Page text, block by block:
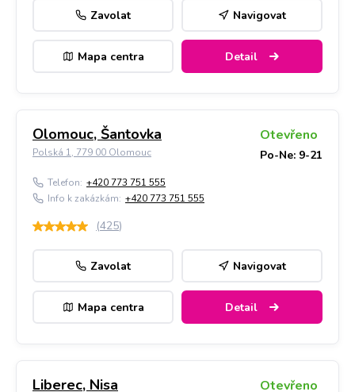
Zavolat Navigovat
Mapa centra Detail
Olomouc, Šantovka
Polská 1, 779 00 Olomouc
Otevřeno
Po-Ne: 9-21
Telefon: +420 773 751 555
Info k zakázkám: +420 773 751 555
(425)
Zavolat Navigovat
Mapa centra Detail
Liberec, Nisa Otevřeno